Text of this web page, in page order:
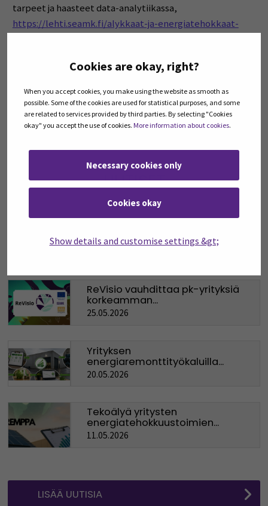
Cookies are okay, right?
When you accept cookies, you make using the website as smooth as
possible. Some of the cookies are used for statistical purposes, and some
are related to services provided by third parties. By selecting "Cookies
okay" you accept the use of cookies. More information about cookies.
Necessary cookies only
Cookies okay
Show details and customise settings &gt;
tarpeet ja haasteet data-analytiikassa,
https://lehti.seamk.fi/alykkaat-ja-energiatehokkaat-
Hanke-esite
Hankkeen virallinen esite löytyytäältä.
UUTISET
kehittämään...
ReVisio vauhdittaa pk-yrityksiä
korkeamman...
25.05.2026
Yrityksen
energiaremonttityökaluilla...
20.05.2026
Tekoälyä yritysten
energiatehokkuustoimien...
11.05.2026
LISÄÄ UUTISIA